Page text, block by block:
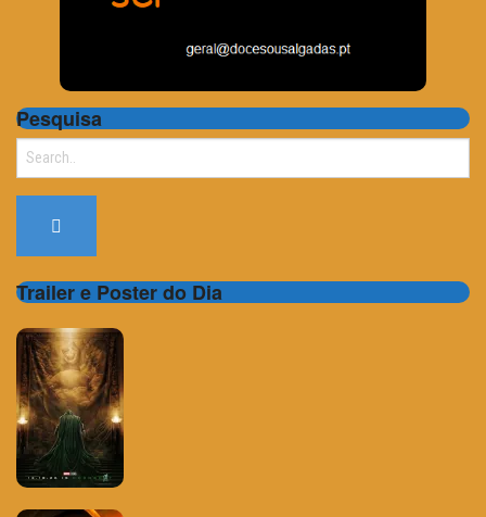
Pesquisa
Search
Trailer e Poster do Dia